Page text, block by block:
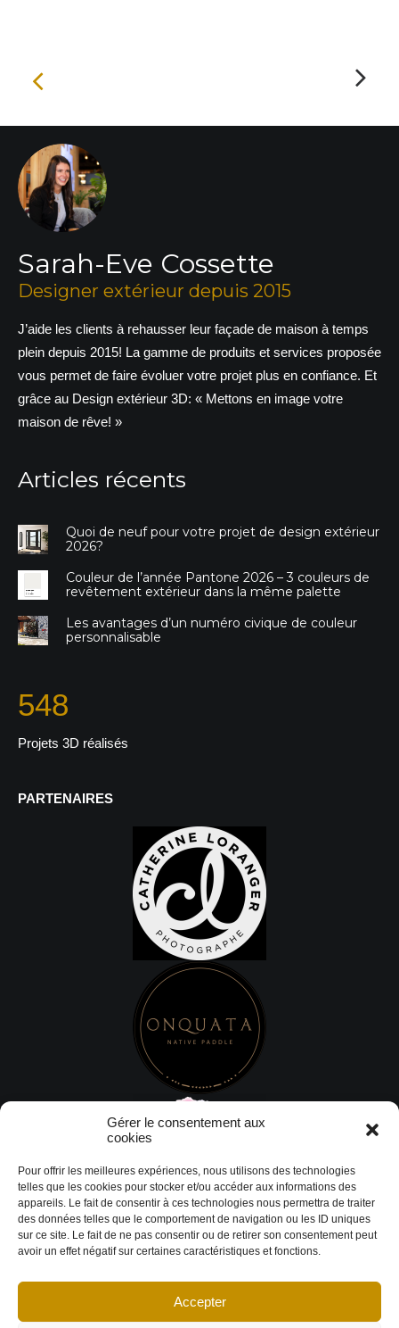
Gérer le consentement aux
cookies
Pour offrir les meilleures expériences, nous utilisons des technologies
telles que les cookies pour stocker et/ou accéder aux informations des
appareils. Le fait de consentir à ces technologies nous permettra de traiter
des données telles que le comportement de navigation ou les ID uniques
sur ce site. Le fait de ne pas consentir ou de retirer son consentement peut
avoir un effet négatif sur certaines caractéristiques et fonctions.
Accepter
Sarah-Eve Cossette
Designer extérieur depuis 2015
J’aide les clients à rehausser leur façade de maison à temps
plein depuis 2015! La gamme de produits et services proposée
vous permet de faire évoluer votre projet plus en confiance. Et
grâce au Design extérieur 3D: « Mettons en image votre
maison de rêve! »
Articles récents
Quoi de neuf pour votre projet de design extérieur
2026?
Couleur de l’année Pantone 2026 – 3 couleurs de
revêtement extérieur dans la même palette
Les avantages d’un numéro civique de couleur
personnalisable
567
Projets 3D réalisés
PARTENAIRES
© Copyright 2026 DESIGN EXTÉRIEUR | Tous droits réservés.
conditions|Politique de cookies Déclaration de confidentialité|Imprint|